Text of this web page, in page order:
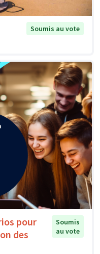
Soumis au vote
pour
des
Soumis
au vote